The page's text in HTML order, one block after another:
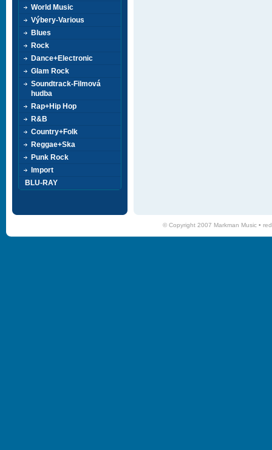
World Music
Výbery-Various
Blues
Rock
Dance+Electronic
Glam Rock
Soundtrack-Filmová
hudba
Rap+Hip Hop
R&B
Country+Folk
Reggae+Ska
Punk Rock
Import
BLU-RAY
© Copyright 2007 Markman Music •